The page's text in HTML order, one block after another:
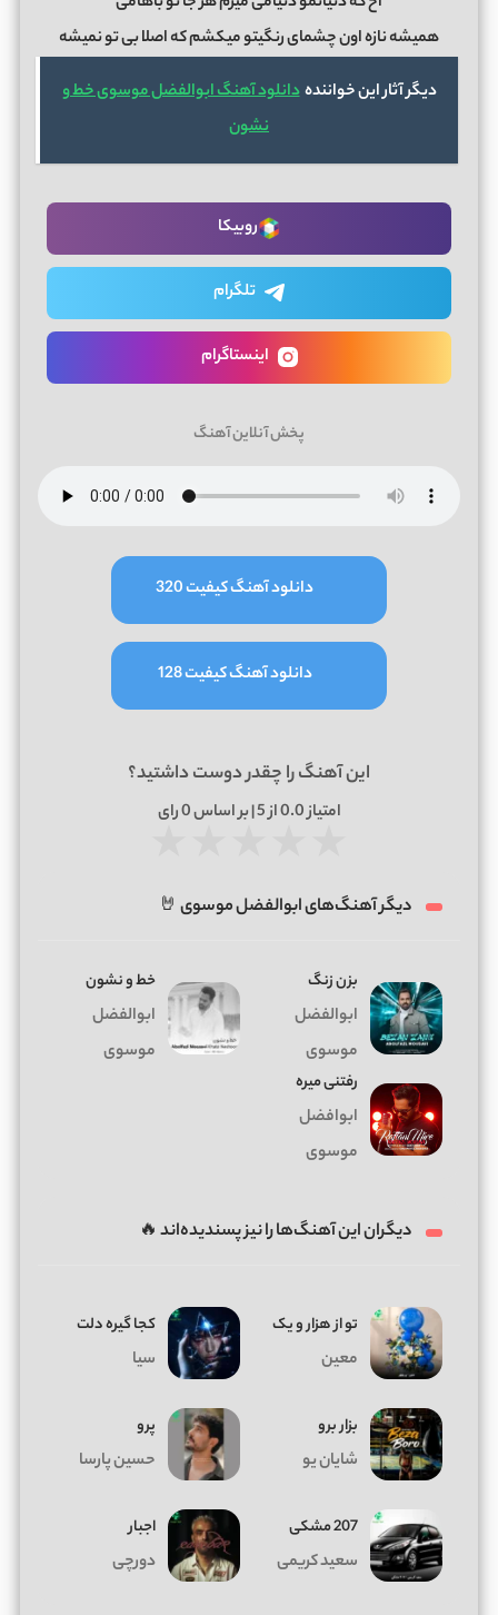
همیشه نازه اون چشمای رنگیتو میکشم که اصلا بی تو نمیشه
دیگر آثار این خوانندهدانلود آهنگ ابوالفضل موسوی خط و
نشون
روبیکا
تلگرام
اینستاگرام
پخش آنلاین آهنگ
دانلود آهنگ کیفیت 320
دانلود آهنگ کیفیت 128
این آهنگ را چقدر دوست داشتید؟
امتیاز0.0از 5 | بر اساس 0رای
دیگر آهنگ‌های ابوالفضل موسوی 🤘
بزن زنگ
ابوالفضل
موسوی
خط و نشون
ابوالفضل
موسوی
رفتنی میره
ابوافضل
موسوی
دیگران این آهنگ‌ها را نیز پسندیده‌اند 🔥
تو از هزار و یک
معین
کجا گیره دلت
سیا
بزار برو
شایان یو
پرو
حسین پارسا
207 مشکی
سعید کریمی
اجبار
دورچی